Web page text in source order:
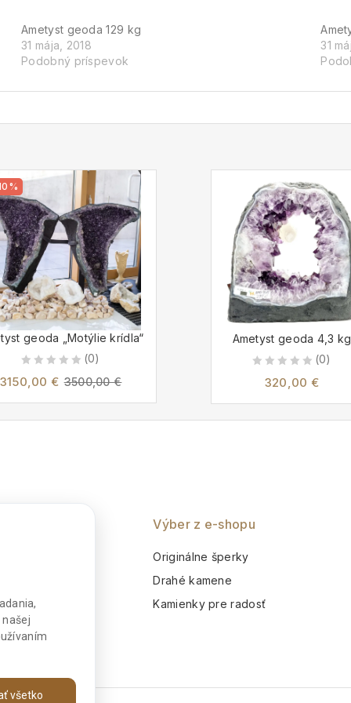
Ametyst geoda 129 kg
31 mája, 2018
Podobný príspevok
31
geoda „Motýlie krídla“
(0)
3150,00 € 3500,00€
Ametyst geoda 4,3 kg
(0)
320,00 €
Výber z e-shopu
Originálne šperky
Drahé kamene
Kamienky pre radosť
všetko